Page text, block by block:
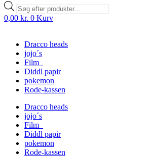
Products
search
0,00 kr. 0 Kurv
Dracco heads
jojo´s
Film
Diddl papir
pokemon
Rode-kassen
Dracco heads
jojo´s
Film
Diddl papir
pokemon
Rode-kassen